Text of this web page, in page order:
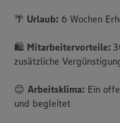
🌴 Urlaub: 6 Wochen
🛍️ Mitarbeitervorteile:
zusätzliche
😊 Arbeitsklima: Ein
und begleitet